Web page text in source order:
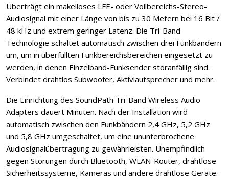
Überträgt ein makelloses LFE- oder Vollbereichs-Stereo-
Audiosignal mit einer Länge von bis zu 30 Metern bei 16 Bit /
48 kHz und extrem geringer Latenz. Die Tri-Band-
Technologie schaltet automatisch zwischen drei Funkbändern
um, um in überfüllten Funkbereichsbereichen eingesetzt zu
werden, in denen Einzelband-Funksender störanfällig sind.
Verbindet drahtlos Subwoofer, Aktivlautsprecher und mehr.
Die Einrichtung des SoundPath Tri-Band Wireless Audio
Adapters dauert Minuten. Nach der Installation wird
automatisch zwischen den Funkbändern 2,4 GHz, 5,2 GHz
und 5,8 GHz umgeschaltet, um eine ununterbrochene
Audiosignalübertragung zu gewährleisten. Unempfindlich
gegen Störungen durch Bluetooth, WLAN-Router, drahtlose
Sicherheitssysteme, Kameras und andere drahtlose Geräte.